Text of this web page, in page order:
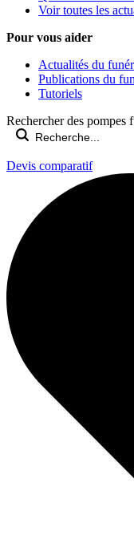
Voir toutes les
Pour vous aider
Actualités du
Publications du
Tutoriels
Rechercher des pompes
Devis comparatif